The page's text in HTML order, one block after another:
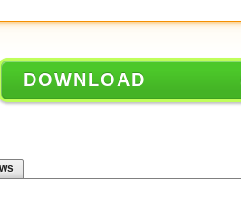
DOWNLOAD